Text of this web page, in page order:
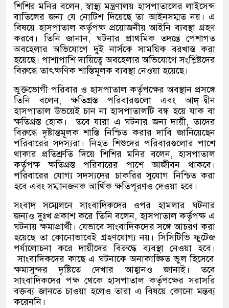
শিশির মনির বলেন,স্বাস্থ্য মন্ত্রণালয় হাসপাতালের লাইসেন্স
বাতিলের জন্য যে নোটিশ দিয়েছে তা আইনসম্মত নয়। এ
বিষয়ে হাসপাতাল কর্তৃপক্ষ প্রয়োজনীয় আইনি ব্যবস্থা গ্রহণ
করবে। তিনি জানান,ঘটনার প্রাথমিক তদন্তে পেশাগত
অবহেলার অভিযোগে দুই নার্সকে সাময়িক বরখাস্ত করা
হয়েছে। পাশাপাশি দায়িত্বে অবহেলার অভিযোগে সংশ্লিষ্টদের
বিরুদ্ধে তাৎক্ষণিক শাস্তিমূলক ব্যবস্থা নেওয়া হয়েছে।
ভুক্তভোগী পরিবার ও হাসপাতাল কর্তৃপক্ষের অবস্থান প্রসঙ্গে
তিনি বলেন,ক্ষতিগ্রস্ত পরিবারগুলো এবং আদ্–দ্বীন
হাসপাতাল উভয়েই চান না হাসপাতালটি বন্ধ হয়ে যাক বা
ক্ষতিগ্রস্ত হোক।
তবে যারা এ ঘটনার জন্য দায়ী,তাদের
বিরুদ্ধে দৃষ্টান্তমূলক শাস্তি নিশ্চিত করার দাবি জানিয়েছেন
পরিবারের সদস্যরা। নিহত শিশুদের পরিবারগুলোর পাশে
থাকার প্রতিশ্রুতি দিয়ে শিশির মনির বলেন,হাসপাতাল
কর্তৃপক্ষ ক্ষতিগ্রস্ত পরিবারের পাশে আজীবন থাকবে।
পরিবারের যোগ্য সদস্যদের চাকরির সুযোগ নিশ্চিত করা
হবে এবং সম্মানজনক আর্থিক ক্ষতিপূরণও দেওয়া হবে।
সংবাদ সম্মেলনে সাংবাদিকদের ওপর হামলার ঘটনার
জন্যও দুঃখ প্রকাশ করে তিনি বলেন,হাসপাতাল কর্তৃপক্ষ এ
ঘটনায় ক্ষমাপ্রার্থী। যেভাবে সাংবাদিকদের সঙ্গে আচরণ করা
হয়েছে তা কোনোভাবেই গ্রহণযোগ্য নয়। সিসিটিভি ফুটেজ
পর্যালোচনা করে দায়ীদের বিরুদ্ধে ব্যবস্থা নেওয়া হবে।
সাংবাদিকদের কাছে এ ঘটনাকে অনাকাঙ্ক্ষিত ভুল হিসেবে
ক্ষমাসুন্দর দৃষ্টিতে দেখার আহ্বানও জানাই। তবে
সাংবাদিকদের পক্ষ থেকে হাসপাতাল কর্তৃপক্ষের সরাসরি
বক্তব্য জানতে চাওয়া হলেও তারা এ বিষয়ে কোনো মন্তব্য
করেননি।